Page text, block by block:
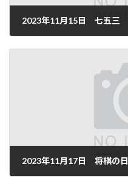
2023年11月15日 七五三
2023年11月17日 将棋の日